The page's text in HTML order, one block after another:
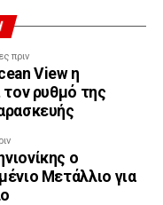
πριν
View η
τον ρυθμό της
ο
Μετάλλιο για